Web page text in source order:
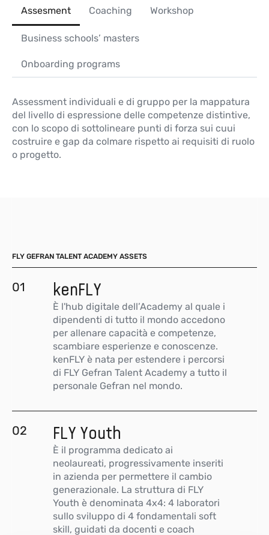
Assesment Coaching Workshop
Business schools’ masters
Onboarding programs
Assessment individuali e di gruppo per la mappatura
del livello di espressione delle competenze distintive,
con lo scopo di sottolineare punti di forza sui cuui
costruire e gap da colmare rispetto ai requisiti di ruolo
o progetto.
FLY GEFRAN TALENT ACADEMY ASSETS
01 kenFLY
È l'hub digitale dell’Academy al quale i
dipendenti di tutto il mondo accedono
per allenare capacità e competenze,
scambiare esperienze e conoscenze.
kenFLY è nata per estendere i percorsi
di FLY Gefran Talent Academy a tutto il
personale Gefran nel mondo.
02 FLY Youth
È il programma dedicato ai
neolaureati, progressivamente inseriti
in azienda per permettere il cambio
generazionale. La struttura di FLY
Youth è denominata 4x4: 4 laboratori
sullo sviluppo di 4 fondamentali soft
skill, guidati da docenti e coach